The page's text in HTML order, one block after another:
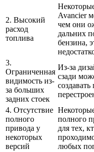
2. Высокий
расход
топлива
Avancier
чем они
дальних
бензина,
3.
Ограниченная
видимость из-
за больших
задних стоек
Из-за
сзади
4. Отсутствие
полного
привода у
некоторых
версий
полного
для тех,
любых